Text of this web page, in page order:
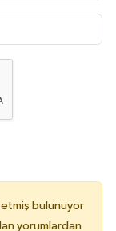
etmiş bulunuyor
yorumlardan